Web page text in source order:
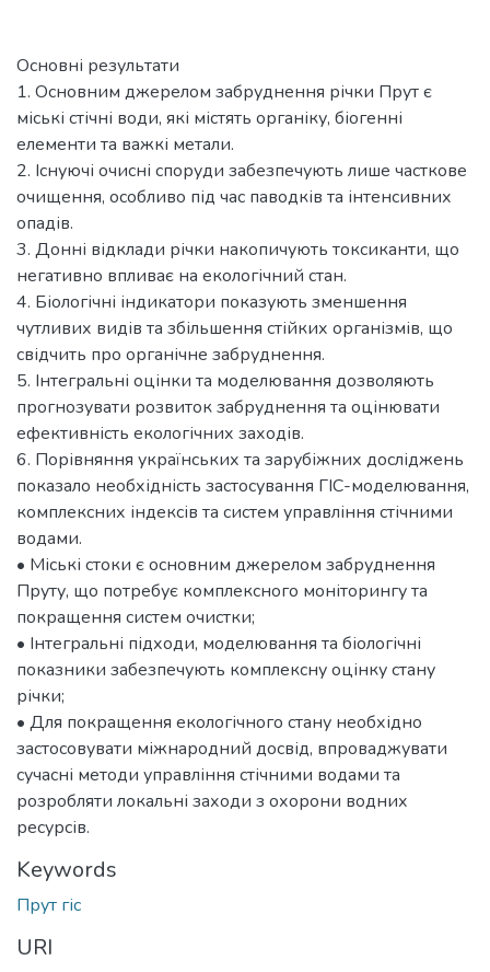
Основні результати
1. Основним джерелом забруднення річки Прут є
міські стічні води, які містять органіку, біогенні
елементи та важкі метали.
2. Існуючі очисні споруди забезпечують лише часткове
очищення, особливо під час паводків та інтенсивних
опадів.
3. Донні відклади річки накопичують токсиканти, що
негативно впливає на екологічний стан.
4. Біологічні індикатори показують зменшення
чутливих видів та збільшення стійких організмів, що
свідчить про органічне забруднення.
5. Інтегральні оцінки та моделювання дозволяють
прогнозувати розвиток забруднення та оцінювати
ефективність екологічних заходів.
6. Порівняння українських та зарубіжних досліджень
показало необхідність застосування ГІС-моделювання,
комплексних індексів та систем управління стічними
водами.
• Міські стоки є основним джерелом забруднення
Пруту, що потребує комплексного моніторингу та
покращення систем очистки;
• Інтегральні підходи, моделювання та біологічні
показники забезпечують комплексну оцінку стану
річки;
• Для покращення екологічного стану необхідно
застосовувати міжнародний досвід, впроваджувати
сучасні методи управління стічними водами та
розробляти локальні заходи з охорони водних
ресурсів.
Keywords
Прут гіс
URI